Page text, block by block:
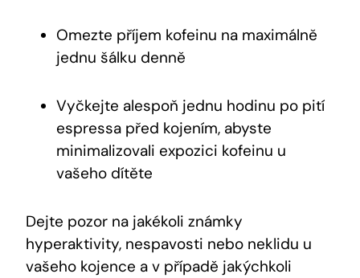
Omezte příjem kofeinu na maximálně
jednu šálku denně
Vyčkejte alespoň jednu hodinu po pití
espressa před kojením, abyste
minimalizovali expozici kofeinu u
vašeho dítěte
Dejte pozor na jakékoli známky
hyperaktivity, nespavosti nebo neklidu u
vašeho kojence a v případě jakýchkoli